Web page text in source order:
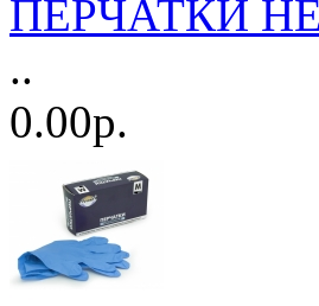
ПЕРЧАТКИ
..
0.00р.